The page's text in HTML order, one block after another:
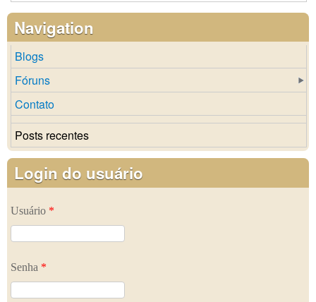
Navigation
Blogs
Fóruns
Contato
Posts recentes
Login do usuário
Usuário *
Senha *